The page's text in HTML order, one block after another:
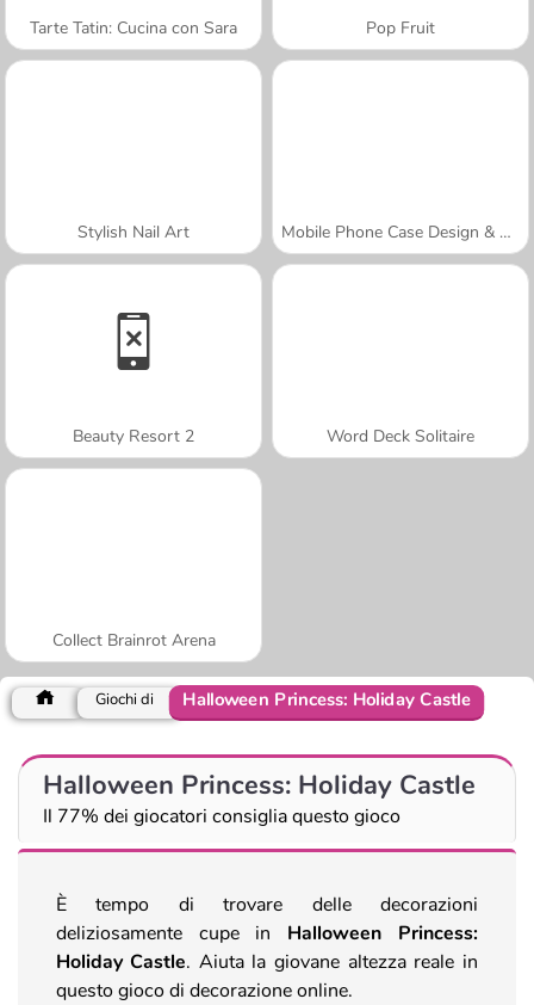
Tarte Tatin: Cucina con Sara Pop Fruit
Stylish Nail Art Mobile Phone Case Design & DIY
Beauty Resort 2 Word Deck Solitaire
Collect Brainrot Arena
Giochi di Halloween Princess: Holiday Castle
Halloween Princess: Holiday Castle
Il 77% dei giocatori consiglia questo gioco
È tempo di trovare delle decorazioni
deliziosamente cupe in Halloween Princess:
Holiday Castle. Aiuta la giovane altezza reale in
questo gioco di decorazione online.